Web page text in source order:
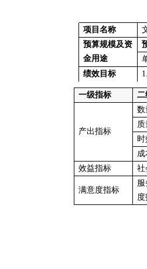
项目名称
预算规模及资
金用途
绩效目标
一级指标 二
产出指标
数
效益指标
社
满意度指标
度